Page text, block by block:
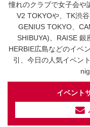
憧れのクラブで女子会や
V2 TOKYOや、TK渋
GENIUS TOKYO、
SHIBUYA)、RAISE 銀
HERBIE広島などのイベ
引、今日の人気イベン
イベント